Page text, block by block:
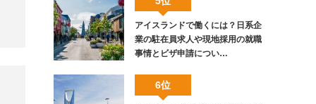
アイスランドで働くには？日系企
業の駐在員求人や現地採用の就職
事情とビザ申請につい…
6位